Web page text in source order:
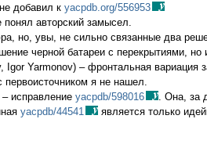
добавил к yacpdb.org/556953
авторский замысел.
но, увы, не сильно связанные два
черной батареи с перекрытиями, но
Igor Yarmonov) ‒ фронтальная
первоисточником я не нашел.
исправление yacpdb/598016
. Она, за
yacpdb/44541
является только